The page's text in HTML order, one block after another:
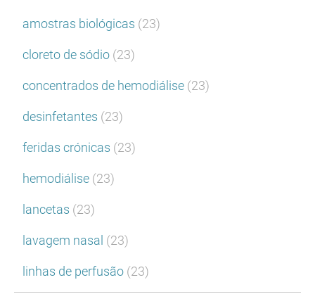
amostras biológicas (23)
cloreto de sódio (23)
concentrados de hemodiálise (23)
desinfetantes (23)
feridas crónicas (23)
hemodiálise (23)
lancetas (23)
lavagem nasal (23)
linhas de perfusão (23)